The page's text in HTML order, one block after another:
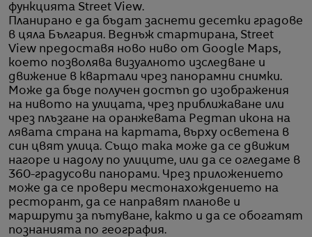
функцията Street View.
Планирано е да бъдат заснети десетки градове
в цяла България. Веднъж стартирана, Street
View предоставя ново ниво от Google Maps,
което позволява визуалното изследване и
движение в квартали чрез панорамни снимки.
Може да бъде получен достъп до изображения
на нивото на улицата, чрез приближаване или
чрез плъзгане на оранжевата Pegman икона на
лявата страна на картата, върху осветена в
син цвят улица. Също така може да се движим
нагоре и надолу по улиците, или да се огледаме в
360-градусови панорами. Чрез приложението
може да се провери местонахождението на
ресторант, да се направят планове и
маршрути за пътуване, както и да се обогатят
познанията по география.